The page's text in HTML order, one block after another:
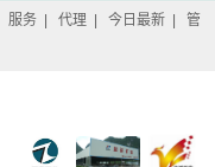
服务 代理 今日最新
管